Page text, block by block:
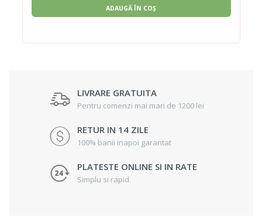
ADAUGĂ ÎN COȘ
LIVRARE GRATUITA
Pentru comenzi mai mari de 1200 lei
RETUR IN 14 ZILE
100% banii inapoi garantat
PLATESTE ONLINE SI IN RATE
Simplu si rapid